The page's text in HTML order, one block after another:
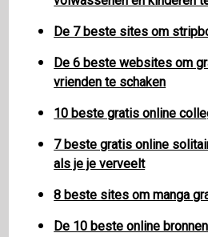
De 7 beste sites om
De 6 beste websites om
vrienden te schaken
10 beste gratis online
7 beste gratis online
als je je verveelt
8 beste sites om manga
De 10 beste online